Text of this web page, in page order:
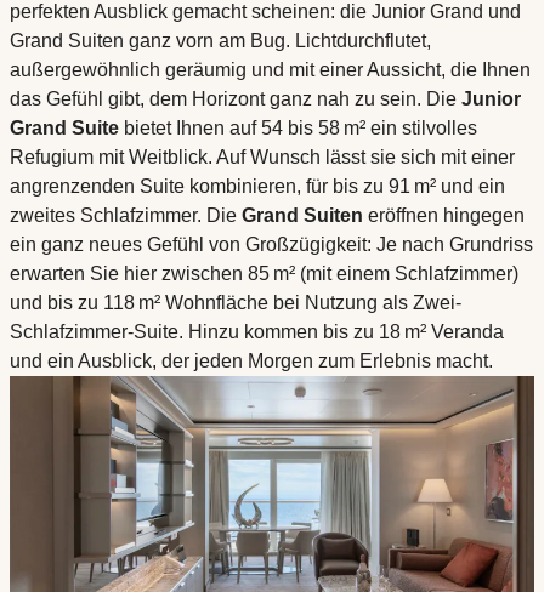
perfekten Ausblick gemacht scheinen: die Junior Grand und
Grand Suiten ganz vorn am Bug. Lichtdurchflutet,
außergewöhnlich geräumig und mit einer Aussicht, die Ihnen
das Gefühl gibt, dem Horizont ganz nah zu sein. Die Junior
Grand Suite bietet Ihnen auf 54 bis 58 m² ein stilvolles
Refugium mit Weitblick. Auf Wunsch lässt sie sich mit einer
angrenzenden Suite kombinieren, für bis zu 91 m² und ein
zweites Schlafzimmer. Die Grand Suiten eröffnen hingegen
ein ganz neues Gefühl von Großzügigkeit: Je nach Grundriss
erwarten Sie hier zwischen 85 m² (mit einem Schlafzimmer)
und bis zu 118 m² Wohnfläche bei Nutzung als Zwei-
Schlafzimmer-Suite. Hinzu kommen bis zu 18 m² Veranda
und ein Ausblick, der jeden Morgen zum Erlebnis macht.